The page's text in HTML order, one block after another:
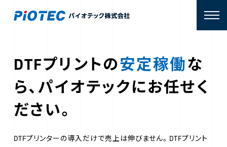
DTFプリントの安定稼働な
ら、パイオテックにお任せく
ださい。
DTFプリンターの導入だけで売上は伸びません。DTFプリント